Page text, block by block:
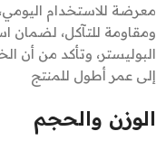
معرضة للاستخدام
ومقاومة للتآكل، لضمان
البوليستر، وتأكد من أن
إلى عمر أطول للمنتج
الوزن والحجم